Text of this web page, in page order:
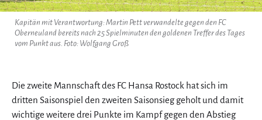
Kapitän mit Verantwortung: Martin Pett verwandelte gegen den FC
Oberneuland bereits nach 25 Spielminuten den goldenen Treffer des Tages
vom Punkt aus. Foto: Wolfgang Groß
Die zweite Mannschaft des FC Hansa Rostock hat sich im
dritten Saisonspiel den zweiten Saisonsieg geholt und damit
wichtige weitere drei Punkte im Kampf gegen den Abstieg